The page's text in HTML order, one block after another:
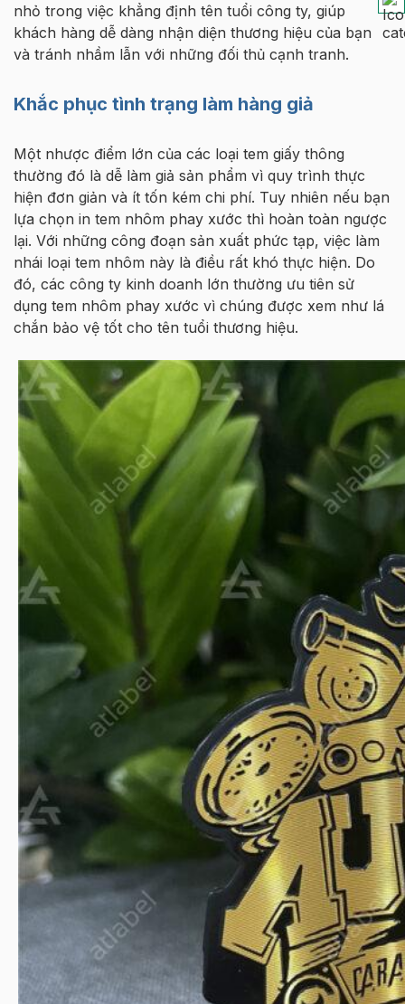
nhỏ trong việc khẳng định tên tuổi công ty, giúp
khách hàng dễ dàng nhận diện thương hiệu của bạn
và tránh nhầm lẫn với những đối thủ cạnh tranh.
Khắc phục tình trạng làm hàng giả
Một nhược điểm lớn của các loại tem giấy thông
thường đó là dễ làm giả sản phẩm vì quy trình thực
hiện đơn giản và ít tốn kém chi phí. Tuy nhiên nếu bạn
lựa chọn in tem nhôm phay xước thì hoàn toàn ngược
lại. Với những công đoạn sản xuất phức tạp, việc làm
nhái loại tem nhôm này là điều rất khó thực hiện. Do
đó, các công ty kinh doanh lớn thường ưu tiên sử
dụng tem nhôm phay xước vì chúng được xem như lá
chắn bảo vệ tốt cho tên tuổi thương hiệu.